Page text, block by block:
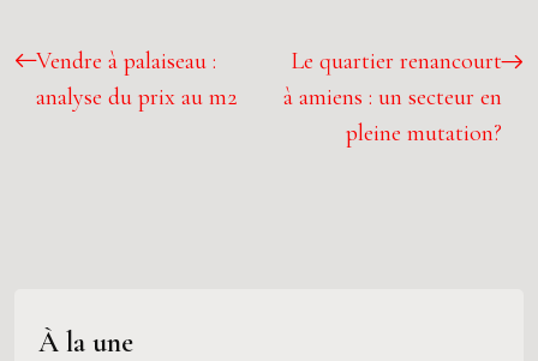
Vendre à palaiseau :
analyse du prix au m2
Le quartier renancourt
à amiens : un secteur en
pleine mutation?
À la une